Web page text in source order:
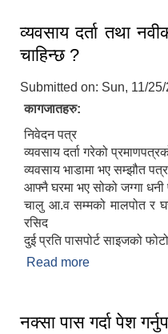
व्यवसाय दर्ता तथा
चाहिन्छ ?
Submitted on: Sun, 11/
कागजातहरु:
निवेदन पत्र
व्यवसाय दर्ता गरेको
व्यवसाय भाडामा भए सम्झौत
आफ्नै घरमा भए सोको जग्गा धनी
चालु आ.व सम्मको मालपोत र
रसिद
दुई प्रति पासपोर्ट साइजको फोटो
Read more
नक्सा पास गर्दा पेश